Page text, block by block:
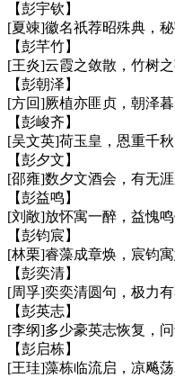
【彭宇钦】
[夏竦]徽名祇荐昭殊典，秘
【彭芊竹】
[王炎]云霞之敛散，竹树之
【彭朝泽】
[方回]厥植亦匪贞，朝泽暮
【彭峻齐】
[吴文英]荷玉皇，恩重千秋
【彭夕文】
[邵雍]数夕文酒会，有无涯
【彭益鸣】
[刘敞]放怀寓一醉，益愧鸣
【彭钧宸】
[林栗]睿藻成章焕，宸钧寓
【彭奕清】
[周孚]奕奕清圆句，极力有
【彭英志】
[李纲]多少豪英志恢复，问
【彭启栋】
[王珪]藻栋临流启，凉飚荡